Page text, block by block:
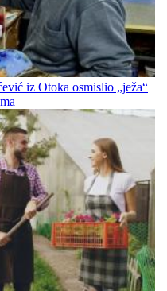
iz Otoka osmislio „ježa“